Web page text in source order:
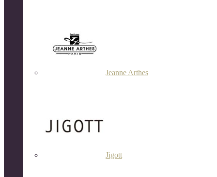
Jeanne Arthes
Jigott